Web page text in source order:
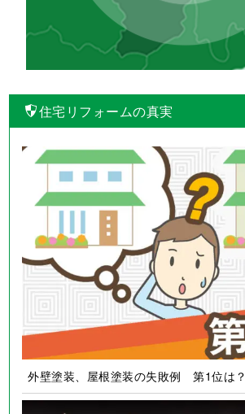
住宅リフォームの真実
外壁塗装、屋根塗装の失敗例 第1位は？